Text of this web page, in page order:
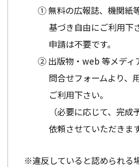
① 無料の広報誌、機関紙
基づき自由にご利用下
申請は不要です。
② 出版物・web 等メディ
問合せフォームより、
ご利用下さい。
（必要に応じて、完成
依頼させていただきま
※違反していると認められる